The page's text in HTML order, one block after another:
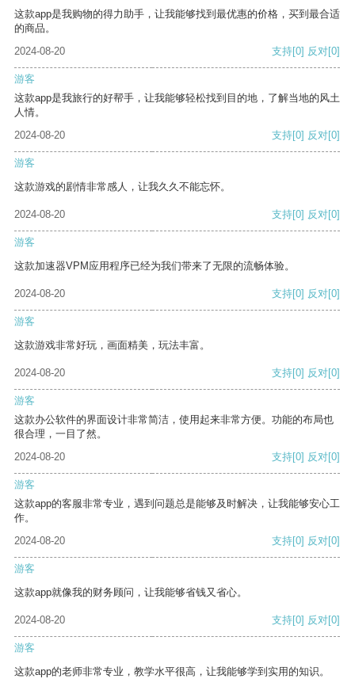
这款app是我购物的得力助手，让我能够找到最优惠的价格，买到最合适
的商品。
2024-08-20
支持[0] 反对[0]
游客
这款app是我旅行的好帮手，让我能够轻松找到目的地，了解当地的风土
人情。
2024-08-20
支持[0] 反对[0]
游客
这款游戏的剧情非常感人，让我久久不能忘怀。
2024-08-20 支持[0] 反对[0]
游客
这款加速器VPM应用程序已经为我们带来了无限的流畅体验。
2024-08-20 支持[0] 反对[0]
游客
这款游戏非常好玩，画面精美，玩法丰富。
2024-08-20 支持[0] 反对[0]
游客
这款办公软件的界面设计非常简洁，使用起来非常方便。功能的布局也
很合理，一目了然。
2024-08-20
支持[0] 反对[0]
游客
这款app的客服非常专业，遇到问题总是能够及时解决，让我能够安心工
作。
2024-08-20
支持[0] 反对[0]
游客
这款app就像我的财务顾问，让我能够省钱又省心。
2024-08-20 支持[0] 反对[0]
游客
这款app的老师非常专业，教学水平很高，让我能够学到实用的知识。